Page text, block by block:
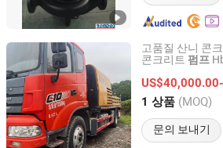
고품질 산니 콘
콘크리트 펌프
1 상품 (MOQ)
문의 보내기
Changsha Reliable Machinery Co., Ltd.
Hunan, China 이후 2025